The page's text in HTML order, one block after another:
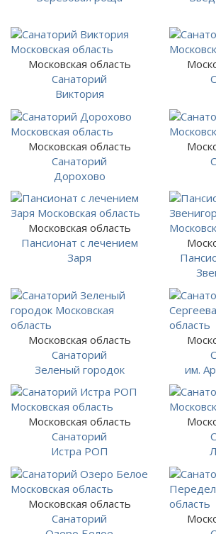
Московская область
Санаторий
Виктория
Московская область
Санаторий
Дорохово
Московская область
Пансионат с лечением
Заря
Московская область
Санаторий
Зеленый городок
им.
Московская область
Санаторий
Истра РОП
Московская область
Санаторий